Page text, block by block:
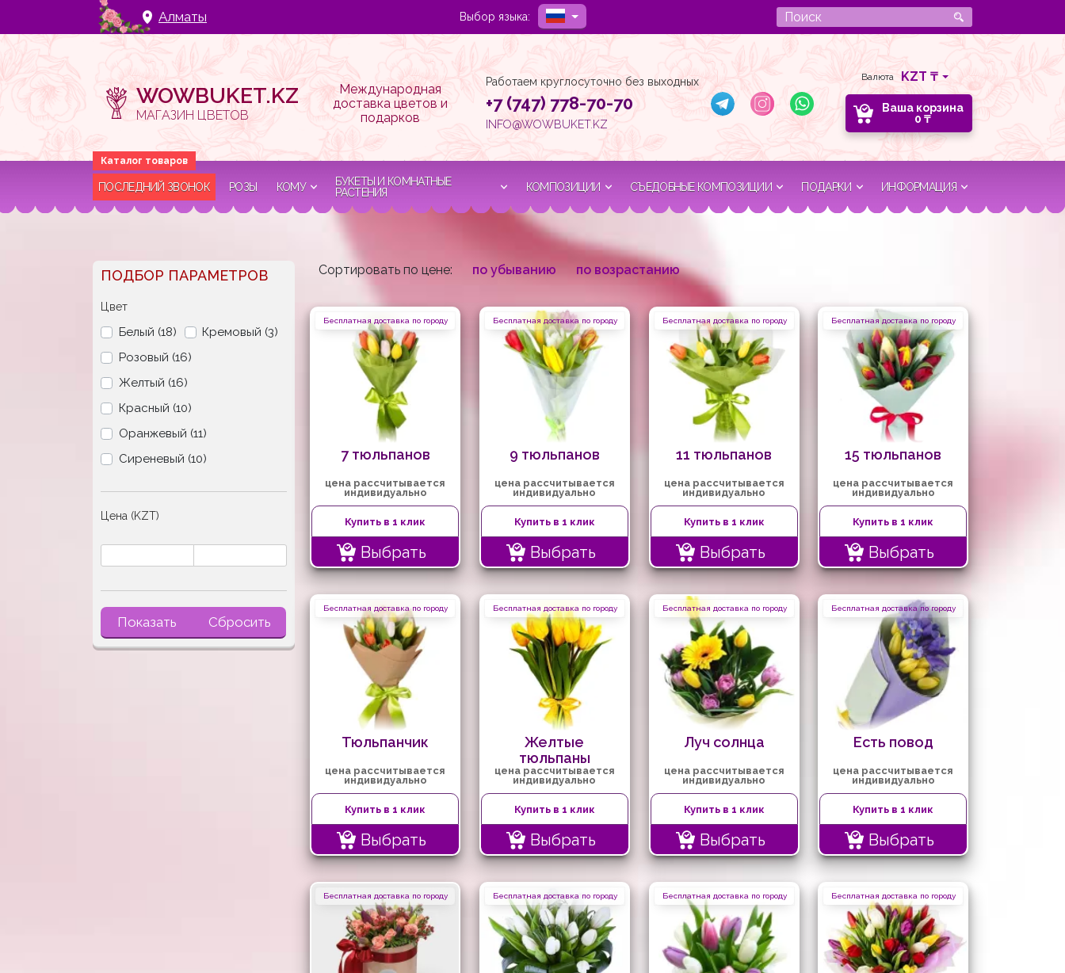
Алматы Выбор языка:
WOWBUKET.KZ
МАГАЗИН ЦВЕТОВ
Международная
доставка цветов и
подарков
Работаем круглосуточно без выходных
+7 (747) 778-70-70
INFO@WOWBUKET.KZ
Валюта
Ваша корзина
0 ₸
ПОСЛЕДНИЙ ЗВОНОК РОЗЫ КОМУ
БУКЕТЫ И КОМНАТНЫЕ
РАСТЕНИЯ
КОМПОЗИЦИИ СЪЕДОБНЫЕ КОМПОЗИЦИИ ПОДАРКИ ИНФОРМАЦИЯ
ПОДБОР ПАРАМЕТРОВ
Цвет
Белый (18)
Кремовый (3)
Розовый (16)
Желтый (16)
Красный (10)
Оранжевый (11)
Сиреневый (10)
Цена (KZT)
Показать Сбросить
Сортировать по цене: по убыванию по возрастанию
Бесплатная доставка по городу
7 тюльпанов
цена рассчитывается
индивидуально
Купить в 1 клик
Выбрать
Бесплатная доставка по городу
9 тюльпанов
цена рассчитывается
индивидуально
Купить в 1 клик
Выбрать
Бесплатная доставка по городу
11 тюльпанов
цена рассчитывается
индивидуально
Купить в 1 клик
Выбрать
Бесплатная доставка по городу
15 тюльпанов
цена рассчитывается
индивидуально
Купить в 1 клик
Выбрать
Бесплатная доставка по городу
Тюльпанчик
цена рассчитывается
индивидуально
Купить в 1 клик
Выбрать
Бесплатная доставка по городу
Желтые
тюльпаны
цена рассчитывается
индивидуально
Купить в 1 клик
Выбрать
Бесплатная доставка по городу
Луч солнца
цена рассчитывается
индивидуально
Купить в 1 клик
Выбрать
Бесплатная доставка по городу
Есть повод
цена рассчитывается
индивидуально
Купить в 1 клик
Выбрать
Бесплатная доставка по городу Бесплатная доставка по городу Бесплатная доставка по городу Бесплатная доставка по городу